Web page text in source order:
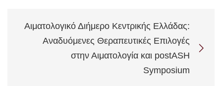
Αιματολογικό Διήμερο Κεντρικής Ελλάδας:
Αναδυόμενες Θεραπευτικές Επιλογές
στην Αιματολογία και postASH
Symposium